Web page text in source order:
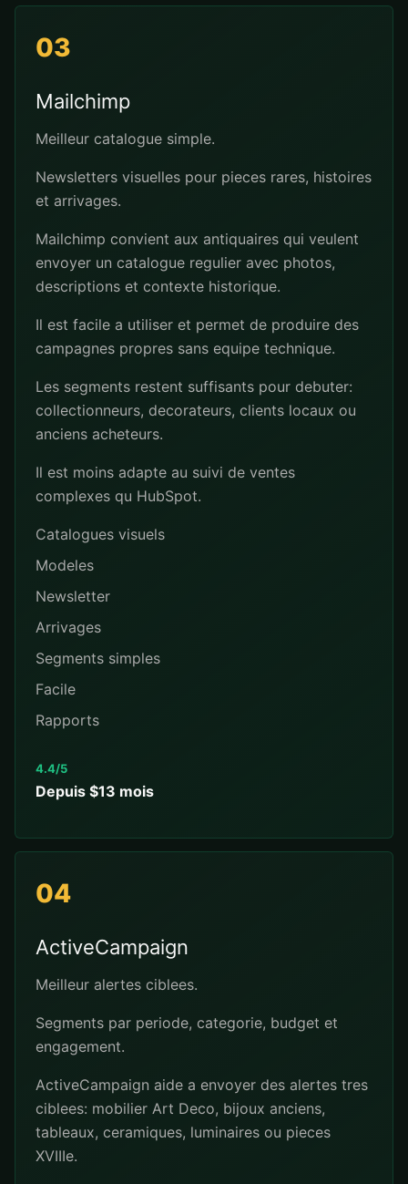
03
Mailchimp
Meilleur catalogue simple.
Newsletters visuelles pour pieces rares, histoires
et arrivages.
Mailchimp convient aux antiquaires qui veulent
envoyer un catalogue regulier avec photos,
descriptions et contexte historique.
Il est facile a utiliser et permet de produire des
campagnes propres sans equipe technique.
Les segments restent suffisants pour debuter:
collectionneurs, decorateurs, clients locaux ou
anciens acheteurs.
Il est moins adapte au suivi de ventes
complexes qu HubSpot.
Catalogues visuels
Modeles
Newsletter
Arrivages
Segments simples
Facile
Rapports
4.4/5
Depuis $13 mois
04
ActiveCampaign
Meilleur alertes ciblees.
Segments par periode, categorie, budget et
engagement.
ActiveCampaign aide a envoyer des alertes tres
ciblees: mobilier Art Deco, bijoux anciens,
tableaux, ceramiques, luminaires ou pieces
XVIIIe.